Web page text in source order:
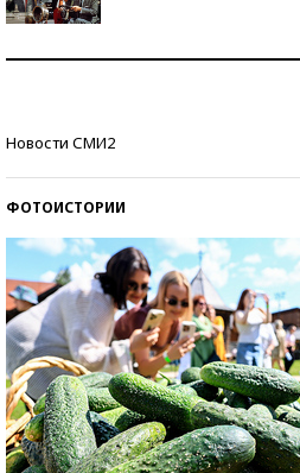
Новости СМИ2
ФОТОИСТОРИИ